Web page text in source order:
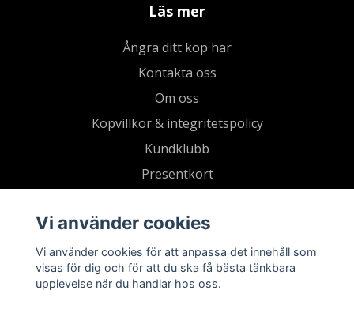
Läs mer
Ångra ditt köp här
Kontakta oss
Om oss
Köpvillkor & integritetspolicy
Kundklubb
Presentkort
Vi använder cookies
Vi använder cookies för att anpassa det innehåll som
visas för dig och för att du ska få bästa tänkbara
upplevelse när du handlar hos oss.